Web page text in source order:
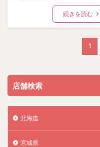
続きを読む
1
店舗検索
北海道
宮城県